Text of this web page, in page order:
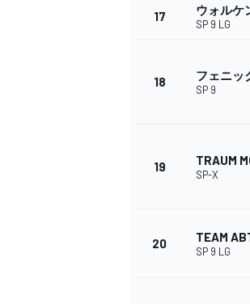
17 ウォルケ
SP 9 LG
18 フェニッ
SP 9
19 TRAUM
SP-X
20 TEAM
SP 9 LG